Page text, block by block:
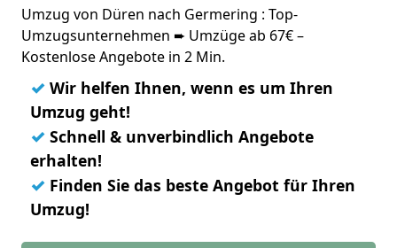
Umzug von Düren nach Germering : Top-
Umzugsunternehmen ➨ Umzüge ab 67€ –
Kostenlose Angebote in 2 Min.
✓ Wir helfen Ihnen, wenn es um Ihren
Umzug geht!
✓ Schnell & unverbindlich Angebote
erhalten!
✓ Finden Sie das beste Angebot für Ihren
Umzug!